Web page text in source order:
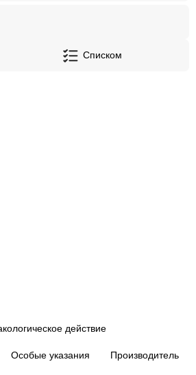
Списком
действие
Особые указания Производитель